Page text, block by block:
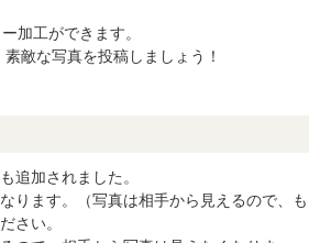
加工ができます。
敵な写真を投稿しましょう！
追加されました。
ります。（写真は相手から見えるので、も
さい。